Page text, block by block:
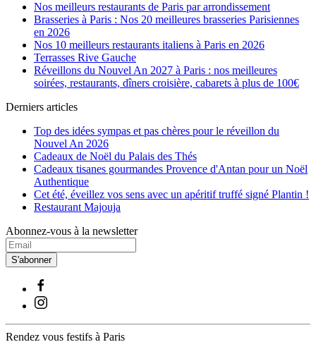
Nos meilleurs restaurants de Paris par arrondissement
Brasseries à Paris : Nos 20 meilleures brasseries Parisiennes
en 2026
Nos 10 meilleurs restaurants italiens à Paris en 2026
Terrasses Rive Gauche
Réveillons du Nouvel An 2027 à Paris : nos meilleures
soirées, restaurants, dîners croisière, cabarets à plus de 100€
Derniers articles
Top des idées sympas et pas chères pour le réveillon du
Nouvel An 2026
Cadeaux de Noël du Palais des Thés
Cadeaux tisanes gourmandes Provence d'Antan pour un Noël
Authentique
Cet été, éveillez vos sens avec un apéritif truffé signé Plantin !
Restaurant Majouja
Abonnez-vous à la newsletter
S'abonner
Rendez vous festifs à Paris